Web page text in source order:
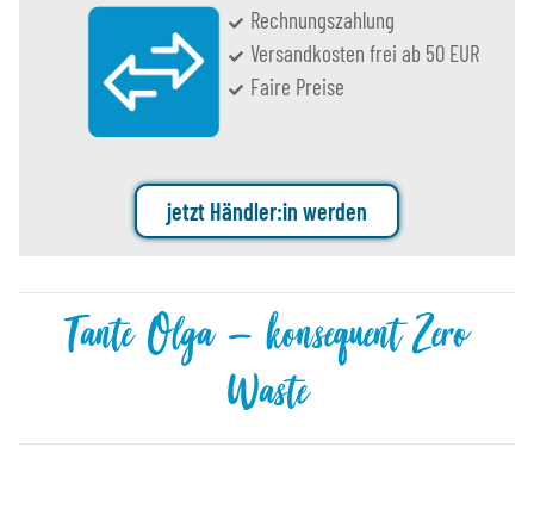
Rechnungszahlung
Versandkosten frei ab 50 EUR
Faire Preise
jetzt Händler:in werden
Tante Olga – konsequent Zero
Waste